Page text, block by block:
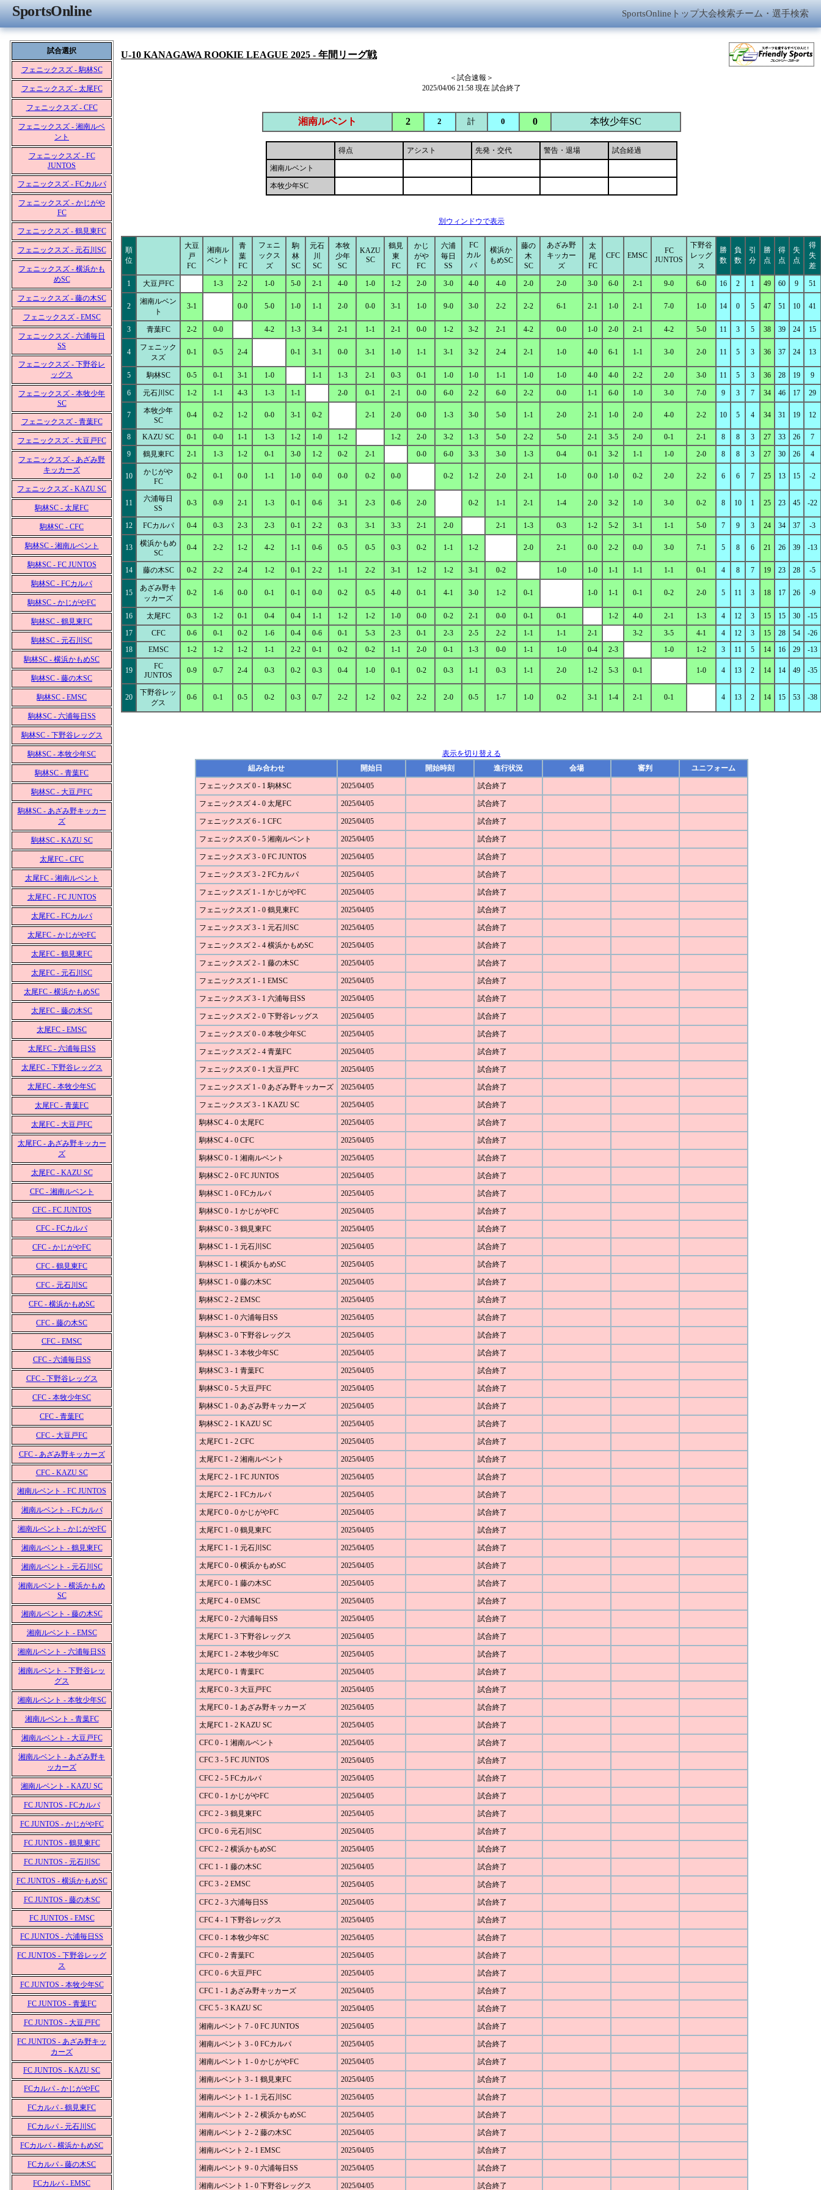
SportsOnline SportsOnlineトップ大会検索チーム・選手検索
試合選択
フェニックスズ - 駒林SC
フェニックスズ - 太尾FC
フェニックスズ - CFC
フェニックスズ - 湘南ルベ
ント
フェニックスズ - FC
JUNTOS
フェニックスズ - FCカルパ
フェニックスズ - かじがや
FC
フェニックスズ - 鶴見東FC
フェニックスズ - 元石川SC
フェニックスズ - 横浜かも
めSC
フェニックスズ - 藤の木SC
フェニックスズ - EMSC
フェニックスズ - 六浦毎日
SS
フェニックスズ - 下野谷レ
ッグス
フェニックスズ - 本牧少年
SC
フェニックスズ - 青葉FC
フェニックスズ - 大豆戸FC
フェニックスズ - あざみ野
キッカーズ
フェニックスズ - KAZU SC
駒林SC - 太尾FC
駒林SC - CFC
駒林SC - 湘南ルベント
駒林SC - FC JUNTOS
駒林SC - FCカルパ
駒林SC - かじがやFC
駒林SC - 鶴見東FC
駒林SC - 元石川SC
駒林SC - 横浜かもめSC
駒林SC - 藤の木SC
駒林SC - EMSC
駒林SC - 六浦毎日SS
駒林SC - 下野谷レッグス
駒林SC - 本牧少年SC
駒林SC - 青葉FC
駒林SC - 大豆戸FC
駒林SC - あざみ野キッカー
ズ
駒林SC - KAZU SC
太尾FC - CFC
太尾FC - 湘南ルベント
太尾FC - FC JUNTOS
太尾FC - FCカルパ
太尾FC - かじがやFC
太尾FC - 鶴見東FC
太尾FC - 元石川SC
太尾FC - 横浜かもめSC
太尾FC - 藤の木SC
太尾FC - EMSC
太尾FC - 六浦毎日SS
太尾FC - 下野谷レッグス
太尾FC - 本牧少年SC
太尾FC - 青葉FC
太尾FC - 大豆戸FC
太尾FC - あざみ野キッカー
ズ
太尾FC - KAZU SC
CFC - 湘南ルベント
CFC - FC JUNTOS
CFC - FCカルパ
CFC - かじがやFC
CFC - 鶴見東FC
CFC - 元石川SC
CFC - 横浜かもめSC
CFC - 藤の木SC
CFC - EMSC
CFC - 六浦毎日SS
CFC - 下野谷レッグス
CFC - 本牧少年SC
CFC - 青葉FC
CFC - 大豆戸FC
CFC - あざみ野キッカーズ
CFC - KAZU SC
湘南ルベント - FC JUNTOS
湘南ルベント - FCカルパ
湘南ルベント - かじがやFC
湘南ルベント - 鶴見東FC
湘南ルベント - 元石川SC
湘南ルベント - 横浜かもめ
SC
湘南ルベント - 藤の木SC
湘南ルベント - EMSC
湘南ルベント - 六浦毎日SS
湘南ルベント - 下野谷レッ
グス
湘南ルベント - 本牧少年SC
湘南ルベント - 青葉FC
湘南ルベント - 大豆戸FC
湘南ルベント - あざみ野キ
ッカーズ
湘南ルベント - KAZU SC
FC JUNTOS - FCカルパ
FC JUNTOS - かじがやFC
FC JUNTOS - 鶴見東FC
FC JUNTOS - 元石川SC
FC JUNTOS - 横浜かもめSC
FC JUNTOS - 藤の木SC
FC JUNTOS - EMSC
FC JUNTOS - 六浦毎日SS
FC JUNTOS - 下野谷レッグ
ス
FC JUNTOS - 本牧少年SC
FC JUNTOS - 青葉FC
FC JUNTOS - 大豆戸FC
FC JUNTOS - あざみ野キッ
カーズ
FC JUNTOS - KAZU SC
FCカルパ - かじがやFC
FCカルパ - 鶴見東FC
FCカルパ - 元石川SC
FCカルパ - 横浜かもめSC
FCカルパ - 藤の木SC
FCカルパ - EMSC
U-10 KANAGAWA ROOKIE LEAGUE 2025 - 年間リーグ戦
＜試合速報＞
2025/04/06 21:58 現在 試合終了
湘南ルベント 2 2 計 0 0 本牧少年SC
得点 アシスト 先発・交代 警告・退場 試合経過
湘南ルベント
本牧少年SC
別ウィンドウで表示
順
位
大豆
戸
FC
湘南ル
ベント
青
葉
FC
フェニ
ックス
ズ
駒
林
SC
元石
川
SC
本牧
少年
SC
KAZU
SC
鶴見
東
FC
かじ
がや
FC
六浦
毎日
SS
FC
カル
パ
横浜か
もめSC
藤の
木
SC
あざみ野
キッカー
ズ
太
尾
FC
CFC EMSC
FC
JUNTOS
下野谷
レッグ
ス
勝
数
負
数
引
分
勝
点
得
点
失
点
得
失
差
1 大豆戸FC 1-3 2-2 1-0 5-0 2-1 4-0 1-0 1-2 2-0 3-0 4-0 4-0 2-0 2-0 3-0 6-0 2-1 9-0 6-0 16 2 1 49 60 9 51
2
湘南ルベン
ト
3-1 0-0 5-0 1-0 1-1 2-0 0-0 3-1 1-0 9-0 3-0 2-2 2-2 6-1 2-1 1-0 2-1 7-0 1-0 14 0 5 47 51 10 41
3 青葉FC 2-2 0-0 4-2 1-3 3-4 2-1 1-1 2-1 0-0 1-2 3-2 2-1 4-2 0-0 1-0 2-0 2-1 4-2 5-0 11 3 5 38 39 24 15
4
フェニック
スズ
0-1 0-5 2-4 0-1 3-1 0-0 3-1 1-0 1-1 3-1 3-2 2-4 2-1 1-0 4-0 6-1 1-1 3-0 2-0 11 5 3 36 37 24 13
5 駒林SC 0-5 0-1 3-1 1-0 1-1 1-3 2-1 0-3 0-1 1-0 1-0 1-1 1-0 1-0 4-0 4-0 2-2 2-0 3-0 11 5 3 36 28 19 9
6 元石川SC 1-2 1-1 4-3 1-3 1-1 2-0 0-1 2-1 0-0 6-0 2-2 6-0 2-2 0-0 1-1 6-0 1-0 3-0 7-0 9 3 7 34 46 17 29
7
本牧少年
SC
0-4 0-2 1-2 0-0 3-1 0-2 2-1 2-0 0-0 1-3 3-0 5-0 1-1 2-0 2-1 1-0 2-0 4-0 2-2 10 5 4 34 31 19 12
8 KAZU SC 0-1 0-0 1-1 1-3 1-2 1-0 1-2 1-2 2-0 3-2 1-3 5-0 2-2 5-0 2-1 3-5 2-0 0-1 2-1 8 8 3 27 33 26
7
9
鶴見東FC 2-1 1-3 1-2 0-1 3-0 1-2 0-2 2-1 0-0 6-0 3-3 3-0 1-3 0-4 0-1 3-2 1-1 1-0 2-0 8 8 3 27 30 26 4
10
かじがや
FC
0-2 0-1 0-0 1-1 1-0 0-0 0-0 0-2 0-0 0-2 1-2 2-0 2-1 1-0 0-0 1-0 0-2 2-0 2-2 6 6 7 25 13 15 -2
11
六浦毎日
SS
0-3 0-9 2-1 1-3 0-1 0-6 3-1 2-3 0-6 2-0 0-2 1-1 2-1 1-4 2-0 3-2 1-0 3-0 0-2 8 10 1 25 23 45 -22
12 FCカルパ 0-4 0-3 2-3 2-3 0-1 2-2 0-3 3-1 3-3 2-1 2-0 2-1 1-3 0-3 1-2 5-2 3-1 1-1 5-0 7 9 3 24 34 37 -3
13
横浜かもめ
SC
0-4 2-2 1-2 4-2 1-1 0-6 0-5 0-5 0-3 0-2 1-1 1-2 2-0 2-1 0-0 2-2 0-0 3-0 7-1 5 8 6 21 26 39 -13
14 藤の木SC 0-2 2-2 2-4 1-2 0-1 2-2 1-1 2-2 3-1 1-2 1-2 3-1 0-2 1-0 1-0 1-1 1-1 1-1 0-1 4 8 7 19 23 28 -5
15
あざみ野キ
ッカーズ
0-2 1-6 0-0 0-1 0-1 0-0 0-2 0-5 4-0 0-1 4-1 3-0 1-2 0-1 1-0 1-1 0-1 0-2 2-0 5 11 3 18 17 26 -9
16 太尾FC 0-3 1-2 0-1 0-4 0-4 1-1 1-2 1-2 1-0 0-0 0-2 2-1 0-0 0-1 0-1 1-2 4-0 2-1 1-3 4 12 3 15 15 30
-15
17
CFC 0-6 0-1 0-2 1-6 0-4 0-6 0-1 5-3 2-3 0-1 2-3 2-5 2-2 1-1 1-1 2-1 3-2 3-5 4-1 4 12 3 15 28 54
-26
18
EMSC 1-2 1-2 1-2 1-1 2-2 0-1 0-2 0-2 1-1 2-0 0-1 1-3 0-0 1-1 1-0 0-4 2-3 1-0 1-2 3 11 5 14 16 29 -13
19
FC
JUNTOS
0-9 0-7 2-4 0-3 0-2 0-3 0-4 1-0 0-1 0-2 0-3 1-1 0-3 1-1 2-0 1-2 5-3 0-1 1-0 4 13 2 14 14 49 -35
20
下野谷レッ
グス
0-6 0-1 0-5 0-2 0-3 0-7 2-2 1-2 0-2 2-2 2-0 0-5 1-7 1-0 0-2 3-1 1-4 2-1 0-1 4 13 2 14 15 53 -38
表示を切り替える
組み合わせ
開始日 開始時刻 進行状況 会場 審判 ユニフォーム
フェニックスズ 0 - 1 駒林SC 2025/04/05 試合終了
フェニックスズ 4 - 0 太尾FC 2025/04/05 試合終了
フェニックスズ 6 - 1 CFC 2025/04/05 試合終了
フェニックスズ 0 - 5 湘南ルベント 2025/04/05 試合終了
フェニックスズ 3 - 0 FC JUNTOS 2025/04/05 試合終了
フェニックスズ 3 - 2 FCカルパ 2025/04/05 試合終了
フェニックスズ 1 - 1 かじがやFC 2025/04/05 試合終了
フェニックスズ 1 - 0 鶴見東FC 2025/04/05 試合終了
フェニックスズ 3 - 1 元石川SC 2025/04/05 試合終了
フェニックスズ 2 - 4 横浜かもめSC 2025/04/05 試合終了
フェニックスズ 2 - 1 藤の木SC 2025/04/05 試合終了
フェニックスズ 1 - 1 EMSC 2025/04/05 試合終了
フェニックスズ 3 - 1 六浦毎日SS 2025/04/05 試合終了
フェニックスズ 2 - 0 下野谷レッグス 2025/04/05 試合終了
フェニックスズ 0 - 0 本牧少年SC 2025/04/05 試合終了
フェニックスズ 2 - 4 青葉FC 2025/04/05 試合終了
フェニックスズ 0 - 1 大豆戸FC 2025/04/05 試合終了
フェニックスズ 1 - 0 あざみ野キッカーズ 2025/04/05 試合終了
フェニックスズ 3 - 1 KAZU SC 2025/04/05 試合終了
駒林SC 4 - 0 太尾FC 2025/04/05 試合終了
駒林SC 4 - 0 CFC 2025/04/05 試合終了
駒林SC 0 - 1 湘南ルベント 2025/04/05 試合終了
駒林SC 2 - 0 FC JUNTOS 2025/04/05 試合終了
駒林SC 1 - 0 FCカルパ 2025/04/05 試合終了
駒林SC 0 - 1 かじがやFC 2025/04/05 試合終了
駒林SC 0 - 3 鶴見東FC 2025/04/05 試合終了
駒林SC 1 - 1 元石川SC 2025/04/05 試合終了
駒林SC 1 - 1 横浜かもめSC 2025/04/05 試合終了
駒林SC 1 - 0 藤の木SC 2025/04/05 試合終了
駒林SC 2 - 2 EMSC 2025/04/05 試合終了
駒林SC 1 - 0 六浦毎日SS 2025/04/05 試合終了
駒林SC 3 - 0 下野谷レッグス 2025/04/05 試合終了
駒林SC 1 - 3 本牧少年SC 2025/04/05 試合終了
駒林SC 3 - 1 青葉FC 2025/04/05 試合終了
駒林SC 0 - 5 大豆戸FC 2025/04/05 試合終了
駒林SC 1 - 0 あざみ野キッカーズ 2025/04/05 試合終了
駒林SC 2 - 1 KAZU SC 2025/04/05 試合終了
太尾FC 1 - 2 CFC 2025/04/05 試合終了
太尾FC 1 - 2 湘南ルベント 2025/04/05 試合終了
太尾FC 2 - 1 FC JUNTOS 2025/04/05 試合終了
太尾FC 2 - 1 FCカルパ 2025/04/05 試合終了
太尾FC 0 - 0 かじがやFC 2025/04/05 試合終了
太尾FC 1 - 0 鶴見東FC 2025/04/05 試合終了
太尾FC 1 - 1 元石川SC 2025/04/05 試合終了
太尾FC 0 - 0 横浜かもめSC 2025/04/05 試合終了
太尾FC 0 - 1 藤の木SC 2025/04/05 試合終了
太尾FC 4 - 0 EMSC 2025/04/05 試合終了
太尾FC 0 - 2 六浦毎日SS 2025/04/05 試合終了
太尾FC 1 - 3 下野谷レッグス 2025/04/05 試合終了
太尾FC 1 - 2 本牧少年SC 2025/04/05 試合終了
太尾FC 0 - 1 青葉FC 2025/04/05 試合終了
太尾FC 0 - 3 大豆戸FC 2025/04/05 試合終了
太尾FC 0 - 1 あざみ野キッカーズ 2025/04/05 試合終了
太尾FC 1 - 2 KAZU SC 2025/04/05 試合終了
CFC 0 - 1 湘南ルベント 2025/04/05
試合終了
CFC 3 - 5 FC JUNTOS
2025/04/05 試合終了
CFC 2 - 5 FCカルパ 2025/04/05 試合終了
CFC 0 - 1 かじがやFC 2025/04/05 試合終了
CFC 2 - 3 鶴見東FC 2025/04/05 試合終了
CFC 0 - 6 元石川SC 2025/04/05 試合終了
CFC 2 - 2 横浜かもめSC 2025/04/05 試合終了
CFC 1 - 1 藤の木SC 2025/04/05
試合終了
CFC 3 - 2 EMSC
2025/04/05 試合終了
CFC 2 - 3 六浦毎日SS 2025/04/05 試合終了
CFC 4 - 1 下野谷レッグス 2025/04/05 試合終了
CFC 0 - 1 本牧少年SC 2025/04/05 試合終了
CFC 0 - 2 青葉FC 2025/04/05 試合終了
CFC 0 - 6 大豆戸FC 2025/04/05 試合終了
CFC 1 - 1 あざみ野キッカーズ 2025/04/05
試合終了
CFC 5 - 3 KAZU SC
2025/04/05 試合終了
湘南ルベント 7 - 0 FC JUNTOS 2025/04/05 試合終了
湘南ルベント 3 - 0 FCカルパ 2025/04/05 試合終了
湘南ルベント 1 - 0 かじがやFC 2025/04/05 試合終了
湘南ルベント 3 - 1 鶴見東FC 2025/04/05 試合終了
湘南ルベント 1 - 1 元石川SC 2025/04/05 試合終了
湘南ルベント 2 - 2 横浜かもめSC 2025/04/05 試合終了
湘南ルベント 2 - 2 藤の木SC 2025/04/05 試合終了
湘南ルベント 2 - 1 EMSC 2025/04/05 試合終了
湘南ルベント 9 - 0 六浦毎日SS 2025/04/05 試合終了
湘南ルベント 1 - 0 下野谷レッグス 2025/04/05 試合終了